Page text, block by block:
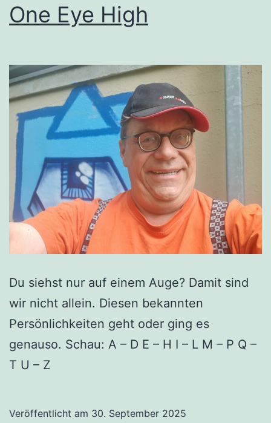
One Eye High
Du siehst nur auf einem Auge? Damit sind
wir nicht allein. Diesen bekannten
Persönlichkeiten geht oder ging es
genauso. Schau: A – D E – H I – L M – P Q –
T U – Z
Veröffentlicht am 30. September 2025